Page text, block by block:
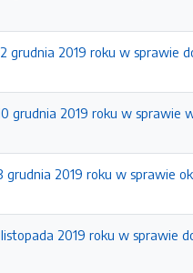
grudnia 2019 roku w sprawie
grudnia 2019 roku w
2019 roku w sprawie
2019 roku w sprawie